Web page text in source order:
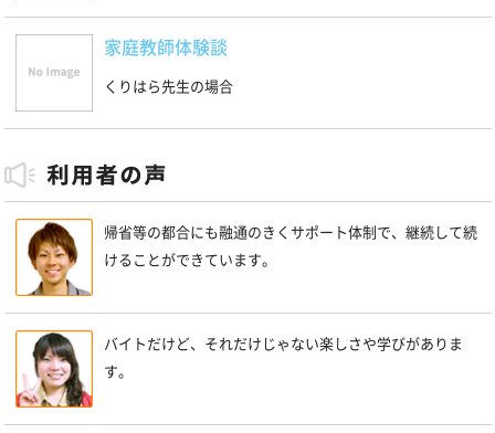
家庭教師体験談
くりはら先生の場合
帰省等の都合にも融通のきくサポート体制で、継続して続
けることができています。
バイトだけど、それだけじゃない楽しさや学びがありま
す。